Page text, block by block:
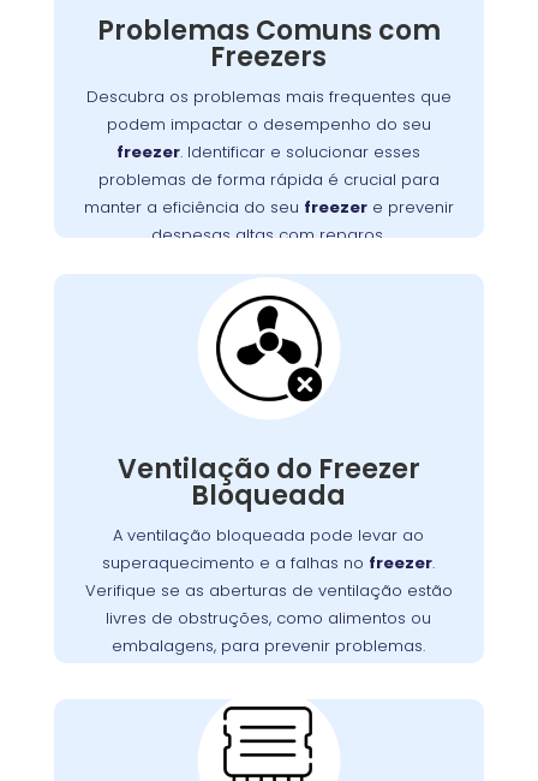
Problemas Comuns com
Freezers
Descubra os problemas mais frequentes que
podem impactar o desempenho do seu
freezer. Identificar e solucionar esses
problemas de forma rápida é crucial para
manter a eficiência do seu freezere prevenir
despesas altas com reparos.
desde falhas no motor até obstruções na
Detectar e resolver esses problemas
rapidamente é essencial para manter a
eficiência do seu freezer e evitar altos custos
. A
Wandertec
, no São João,
oferece serviços especializados para
diagnosticar e corrigir esses problemas,
assegurando a durabilidade e o desempenho
Ventilação do Freezer
Bloqueada
A ventilação bloqueada pode levar ao
superaquecimento e a falhas no freezer.
Verifique se as aberturas de ventilação estão
livres de obstruções, como alimentos ou
embalagens, para prevenir problemas.
Ventilação do Freezer
Bloqueada no São
João
Uma ventilação obstruída é um problema
do motor e falhas no sistema de refrigeração
.
Garanta que as aberturas de
alimentos ou embalagens
. Manter uma boa
ventilação é essencial para assegurar a
eficiência e a longevidade do
freezer
prevenindo custos extras com reparos.
Problemas com o
Motor do Ventilador do